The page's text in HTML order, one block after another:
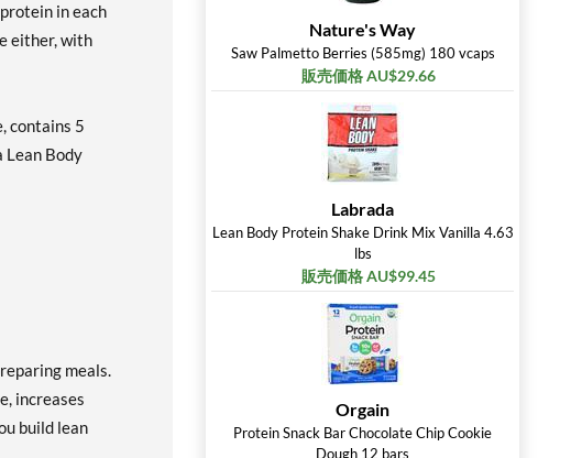
in each
either, with
contains 5
Lean Body
meals.
increases
build lean
Nature's Way
Saw Palmetto Berries (585mg) 180 vcaps
販売価格 AU$29.66
Labrada
Lean Body Protein Shake Drink Mix Vanilla 4.63
lbs
販売価格 AU$99.45
Orgain
Protein Snack Bar Chocolate Chip Cookie
Dough 12 bars